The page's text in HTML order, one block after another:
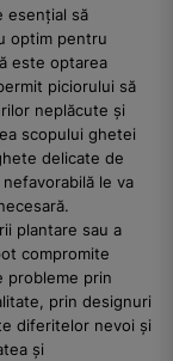
esențial să
optim pentru
este optarea
piciorului să
neplăcute și
scopului ghetei
delicate de
le va
plantare sau a
compromite
probleme prin
prin designuri
diferitelor nevoi și
și